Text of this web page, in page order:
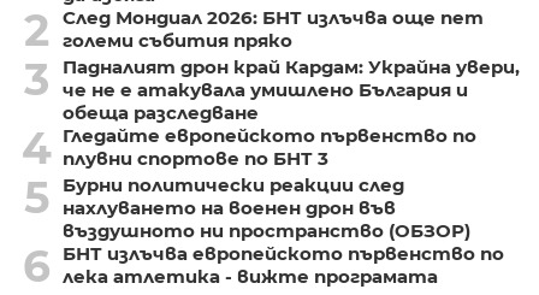
2
След Мондиал 2026: БНТ излъчва още пет
големи събития пряко
3
Падналият дрон край Кардам: Украйна увери,
че не е атакувала умишлено България и
обеща разследване
4 Гледайте европейското първенство по
плувни спортове по БНТ 3
5
Бурни политически реакции след
нахлуването на военен дрон във
въздушното ни пространство (ОБЗОР)
6
БНТ излъчва европейското първенство по
лека атлетика - вижте програмата